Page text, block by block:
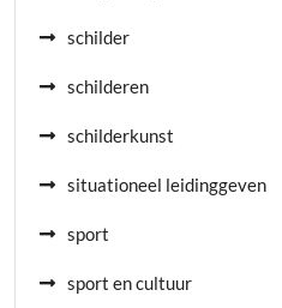
schilder
schilderen
schilderkunst
situationeel leidinggeven
sport
sport en cultuur